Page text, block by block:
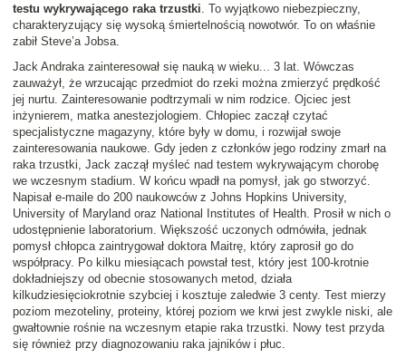
testu wykrywającego raka trzustki . To wyjątkowo niebezpieczny,
charakteryzujący się wysoką śmiertelnością nowotwór. To on właśnie
zabił Steve’a Jobsa.
Jack Andraka zainteresował się nauką w wieku... 3 lat. Wówczas
zauważył, że wrzucając przedmiot do rzeki można zmierzyć prędkość
jej nurtu. Zainteresowanie podtrzymali w nim rodzice. Ojciec jest
inżynierem, matka anestezjologiem. Chłopiec zaczął czytać
specjalistyczne magazyny, które były w domu, i rozwijał swoje
zainteresowania naukowe. Gdy jeden z członków jego rodziny zmarł na
raka trzustki, Jack zaczął myśleć nad testem wykrywającym chorobę
we wczesnym stadium. W końcu wpadł na pomysł, jak go stworzyć.
Napisał e-maile do 200 naukowców z Johns Hopkins University,
University of Maryland oraz National Institutes of Health. Prosił w nich o
udostępnienie laboratorium. Większość uczonych odmówiła, jednak
pomysł chłopca zaintrygował doktora Maitrę, który zaprosił go do
współpracy. Po kilku miesiącach powstał test, który jest 100-krotnie
dokładniejszy od obecnie stosowanych metod, działa
kilkudziesięciokrotnie szybciej i kosztuje zaledwie 3 centy. Test mierzy
poziom mezoteliny, proteiny, której poziom we krwi jest zwykle niski, ale
gwałtownie rośnie na wczesnym etapie raka trzustki. Nowy test przyda
się również przy diagnozowaniu raka jajników i płuc.